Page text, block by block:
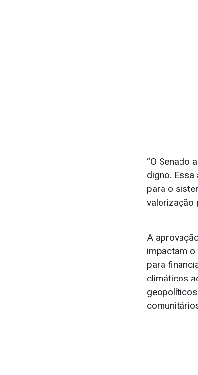
“O Senado
digno.
para o
valorização
A
impactam o
para
climáticos